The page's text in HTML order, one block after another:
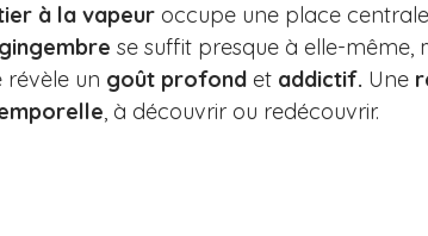
à la vapeur occupe une place
se suffit presque à elle-même,
révèle un goût profond et addictif. Une
, à découvrir ou redécouvrir.